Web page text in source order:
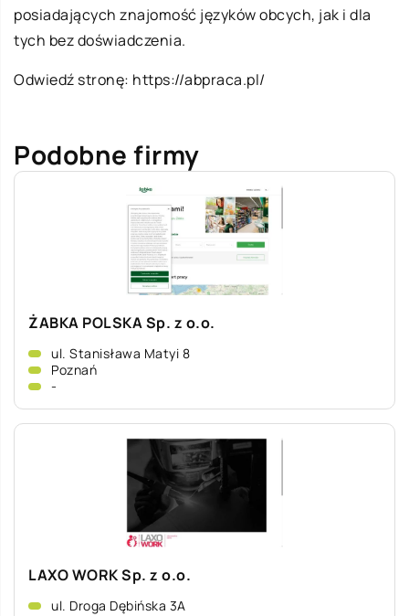
posiadających znajomość języków obcych, jak i dla
tych bez doświadczenia.
Odwiedź stronę: https://abpraca.pl/
Podobne firmy
ŻABKA POLSKA Sp. z o.o.
ul. Stanisława Matyi 8
Poznań
-
LAXO WORK Sp. z o.o.
ul. Droga Dębińska 3A